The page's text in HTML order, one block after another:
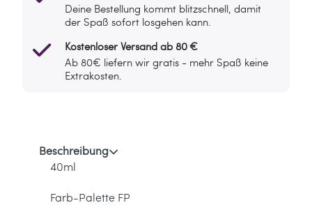
Deine Bestellung kommt blitzschnell, damit
der Spaß sofort losgehen kann.
Kostenloser Versand ab 80 €
Ab 80€ liefern wir gratis - mehr Spaß keine
Extrakosten.
Beschreibung
40ml
Farb-Palette FP